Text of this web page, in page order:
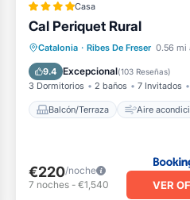
Casa
Cal Periquet Rural
Catalonia · Ribes De Freser 0.56 mi
9.4 Excepcional(103 Reseñas)
3 Dormitorios 2 baños 7 Invitados
Balcón/Terraza Aire
Balcón/Terraza
Aire acondicionado
Se admiten mascotas
€220/noche
7 noches- €1,540 VER